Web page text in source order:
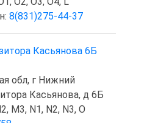
8(831)275-44-37
Касьянова 6Б
обл, г Нижний
Касьянова, д 6Б
M3, N1, N2, N3, O